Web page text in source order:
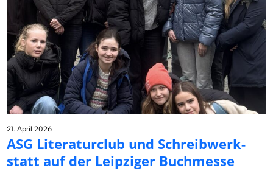
21. April 2026
ASG Li­te­ra­tur­club und Schreib­werk­
statt auf der Leip­zi­ger Buch­mes­se